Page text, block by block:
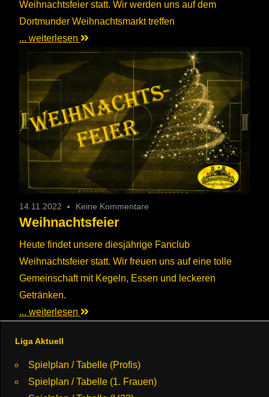
Weihnachtsfeier statt. Wir werden uns auf dem
Dortmunder Weihnachtsmarkt treffen
... weiterlesen
14.11.2022 Keine Kommentare
Weihnachtsfeier
Heute findet unsere diesjährige Fanclub
Weihnachtsfeier statt. Wir freuen uns auf eine tolle
Gemeinschaft mit Kegeln, Essen und leckeren
Getränken.
... weiterlesen
Liga Aktuell
Spielplan / Tabelle (Profis)
Spielplan / Tabelle (1. Frauen)